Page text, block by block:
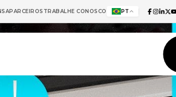
PARCEIROS TRABALHE CONOSCO PT